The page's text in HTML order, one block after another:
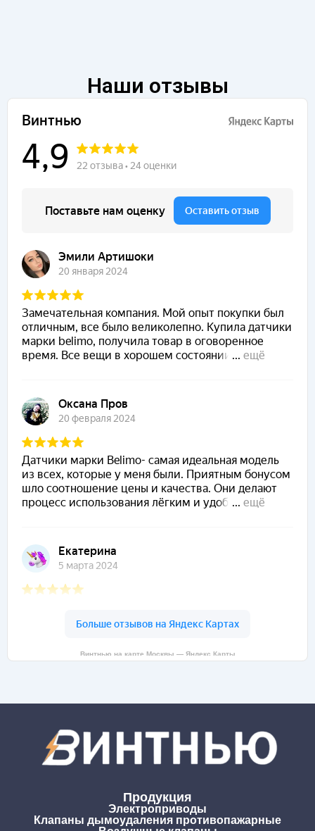
Наши отзывы
Винтнью на карте Москвы — Яндекс Карты
Продукция
Электроприводы
Клапаны дымоудаления противопажарные